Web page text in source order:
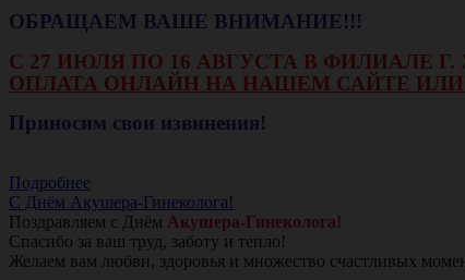
ОБРАЩАЕМ ВАШЕ ВНИМАНИЕ!!!
С 27 ИЮЛЯ ПО 16 АВГУСТА В ФИЛИАЛЕ
ОПЛАТА ОНЛАЙН НА НАШЕМ САЙТЕ ИЛИ
Приносим свои извинения!
Подробнее
С Днём Акушера-Гинеколога!
Поздравляем с Днём Акушера-Гинеколога!
Спасибо за ваш труд, заботу и тепло!
Желаем вам любви, здоровья и множество счастливых